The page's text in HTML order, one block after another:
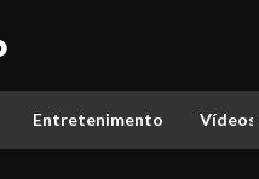
Entretenimento Vídeos